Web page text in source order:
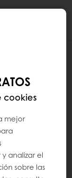
cookies
mejor
analizar el
sobre las